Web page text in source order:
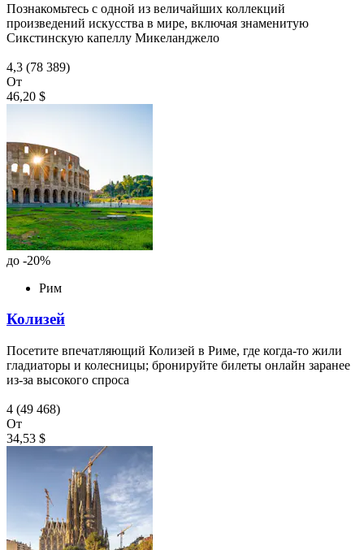
Познакомьтесь с одной из величайших коллекций
произведений искусства в мире, включая знаменитую
Сикстинскую капеллу Микеланджело
4,3 (78 389)
От
46,20 $
до -20%
Рим
Колизей
Посетите впечатляющий Колизей в Риме, где когда-то жили
гладиаторы и колесницы; бронируйте билеты онлайн заранее
из-за высокого спроса
4 (49 468)
От
34,53 $